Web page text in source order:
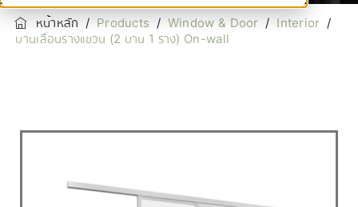
หน้าหลัก / Products / Window & Door / Interior /
บานเลื่อนรางแขวน (2 บาน 1 ราง) On-wall